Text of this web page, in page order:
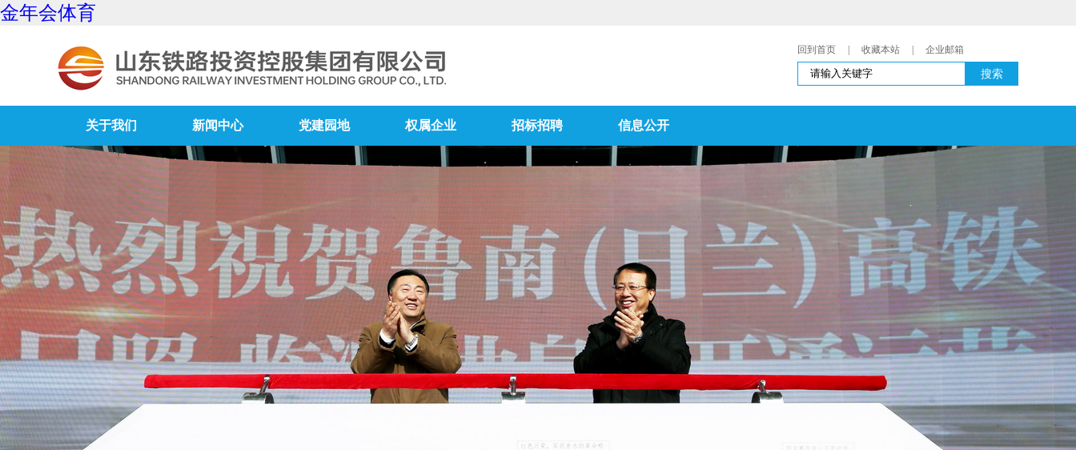
金年会体育
回到首页 收藏本站 企业邮箱
搜索
关于我们 新闻中心 党建园地 权属企业 招标招聘 信息公开